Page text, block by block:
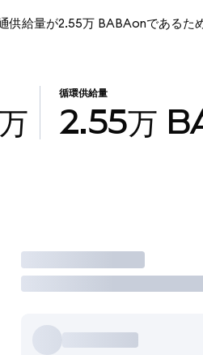
供給量が2.55万 BABAonであるた
循環供給量
2.55万
取引